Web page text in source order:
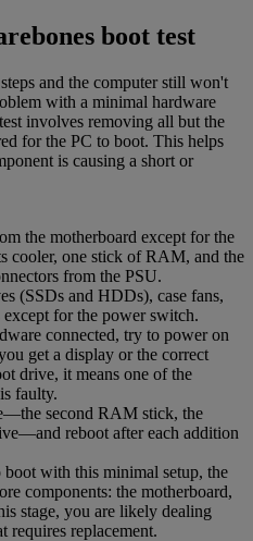
boot test
and the computer still won't
with a minimal hardware
involves removing all but the
for the PC to boot. This helps
is causing a short or
the motherboard except for the
cooler, one stick of RAM, and the
from the PSU.
(SSDs and HDDs), case fans,
for the power switch.
connected, try to power on
get a display or the correct
drive, it means one of the
faulty.
second RAM stick, the
reboot after each addition
with this minimal setup, the
components: the motherboard,
stage, you are likely dealing
requires replacement.